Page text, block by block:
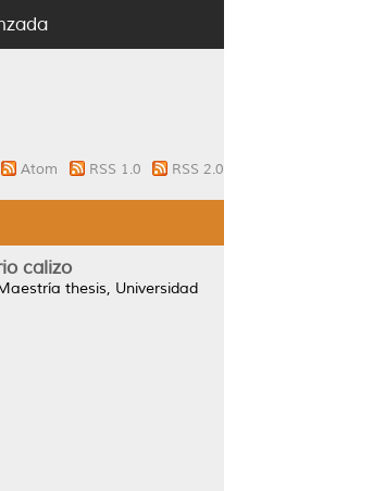
Atom RSS 1.0 RSS 2.0
calizo
thesis, Universidad